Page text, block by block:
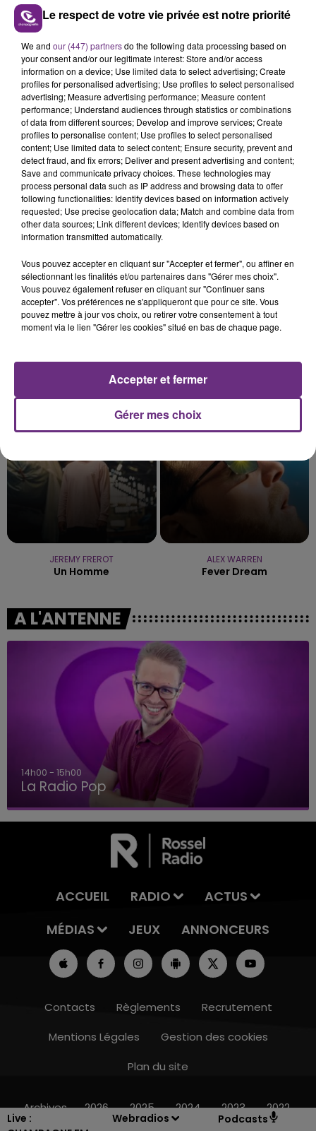
Live :
Webradios Podcasts
10h00 - 14h00
20h36
SI TOUT LE MONDE FAIT ÇA, MOI L'ANNÉE
PROCHAINE JE VENDANGE EN...
La vendange en Champagne a débuté ce jeudi 6
août dans la commune de Montgueux (Aube). Du
jamais vu !
14h39
L'INSPECTION DU TRAVAIL RAPPELLE À
L'ORDRE SUR LES CONDITIONS DE...
Alors que les dates de début des vendange 2026
l'inspection du Travail en profite pour rappeler
les conditions de...
TITRES DIFFUSÉS
JEREMY FREROT
Un Homme
23h00
23h00
ALEX WARREN
Fever Dream
A L'ANTENNE
15h00 - 19h00
Le Club Champagne FM
ACCUEIL RADIO
ACTUS
MÉDIAS
JEUX ANNONCEURS
Contacts Règlements
Recrutement
Mentions Légales
Gestion des cookies
Plan du site
Archives 2026 2025 2024 2023 2022
Le respect de votre vie privée est notre priorité
We and our (447) partnersdo the following data processing based on
your consent and/or our legitimate interest: Store and/or access
information on a device; Use limited data to select advertising; Create
profiles for personalised advertising; Use profiles to select personalised
advertising; Measure advertising performance; Measure content
performance; Understand audiences through statistics or combinations
of data from different sources; Develop and improve services; Create
profiles to personalise content; Use profiles to select personalised
content; Use limited data to select content; Ensure security, prevent and
detect fraud, and fix errors; Deliver and present advertising and content;
Save and communicate privacy choices. These technologies may
process personal data such as IP address and browsing data to offer
following functionalities: Identify devices based on information actively
requested; Use precise geolocation data; Match and combine data from
other data sources; Link different devices; Identify devices based on
information transmitted automatically.
Vous pouvez accepter en cliquant sur "Accepter et fermer", ou affiner en
sélectionnant les finalités et/ou partenaires dans "Gérer mes choix".
Vous pouvez également refuser en cliquant sur "Continuer sans
accepter". Vos préférences ne s'appliqueront que pour ce site. Vous
pouvez mettre à jour vos choix, ou retirer votre consentement à tout
moment via le lien "Gérer les cookies" situé en bas de chaque page.
Gérer mes choix
Accepter et fermer